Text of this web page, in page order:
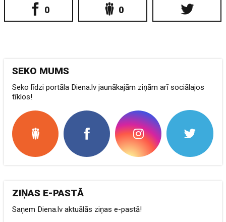
0 0
SEKO MUMS
Seko līdzi portāla Diena.lv jaunākajām ziņām arī sociālajos
tīklos!
ZIŅAS E-PASTĀ
Saņem Diena.lv aktuālās ziņas e-pastā!